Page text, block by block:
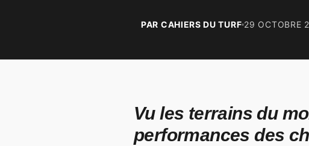
PAR CAHIERS DU TURF 29 OCTOBRE
Vu les terrains du
performances des